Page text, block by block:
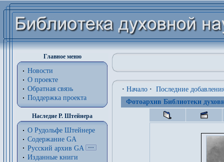
Главное меню
Новости
О проекте
Обратная связь
Поддержка проекта
Наследие Р. Штейнера
О Рудольфе Штейнере
Содержание GA
Русский архив GA
Изданные книги
· Начало · Последние
Фотоархив Библиотеки